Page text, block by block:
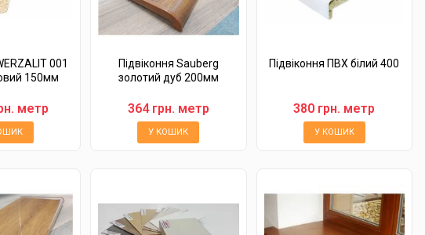
001
150мм
метр
Підвіконня Sauberg
золотий дуб 200мм
364 грн. метр
У КОШИК
Підвіконня ПВХ білий 400
380 грн. метр
У КОШИК